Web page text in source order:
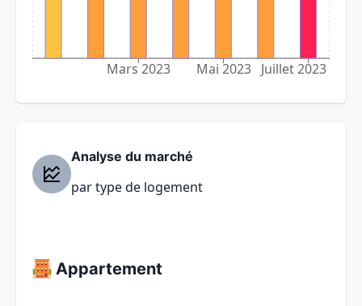
Mars 2023 Mai 2023 Juillet 2023
Analyse du marché
par type de logement
Appartement